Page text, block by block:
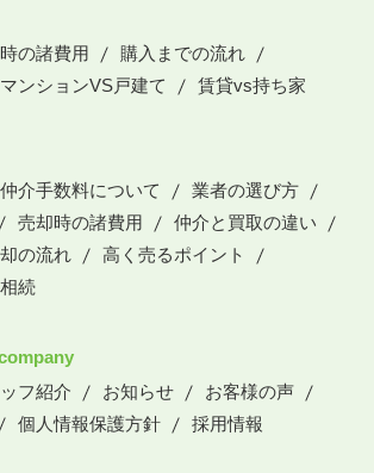
の諸費用
購入までの流れ
マンションVS戸建て 賃貸vs持ち家
仲介手数料について
業者の選び方
売却時の諸費用
仲介と買取の違い
の流れ
高く売るポイント
相続
フ紹介 お知らせ
お客様の声
個人情報保護方針 採用情報